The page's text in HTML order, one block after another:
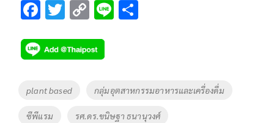
F
e
b
o
T
tt
er
C
p
y
Li
Li
Tags
plant based กลุ่มอุตสาหกรรมอาหารและเครื่องดื่ม
ซีพีแรม รศ.ดร.ขนิษฐา ธนานุวงศ์